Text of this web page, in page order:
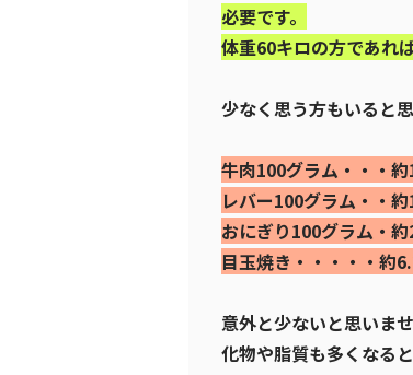
必要です。
体重60キロの方であれ
少なく思う方もいると思
牛肉100グラム・・・
レバー100グラム・・
おにぎり100グラム・
目玉焼き・・・・・約
意外と少ないと思いま
化物や脂質も多くなる